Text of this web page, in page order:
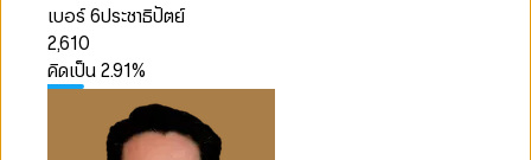
เบอร์ 6ประชาธิปัตย์
2,610
คิดเป็น2.91%